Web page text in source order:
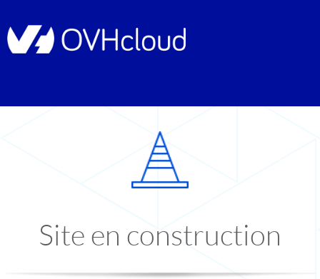
Site en construction